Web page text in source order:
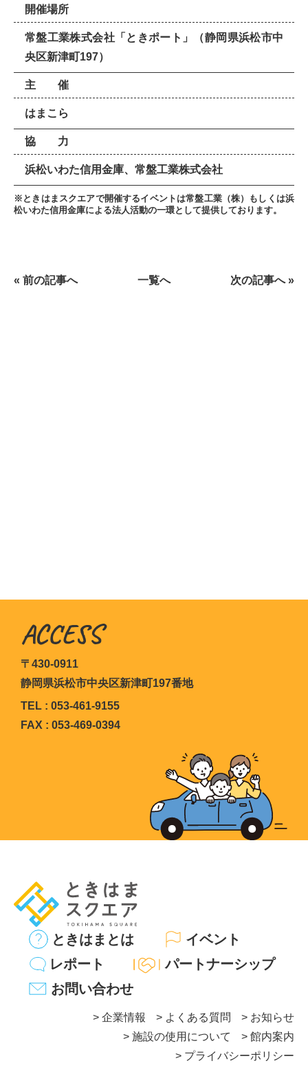
開催場所
常盤工業株式会社「ときポート」（静岡県浜松市中
央区新津町197）
主 催
はまこら
協 力
浜松いわた信用金庫、常盤工業株式会社
※ときはまスクエアで開催するイベントは常盤工業（株）もしくは浜
松いわた信用金庫による法人活動の一環として提供しております。
« 前の記事へ 一覧へ 次の記事へ »
ACCESS
〒430-0911
静岡県浜松市中央区新津町197番地
TEL : 053-461-9155
FAX : 053-469-0394
ときはまとは
イベント
レポート
パートナーシップ
お問い合わせ
企業情報 よくある質問
お知らせ
施設の使用について
館内案内
プライバシーポリシー